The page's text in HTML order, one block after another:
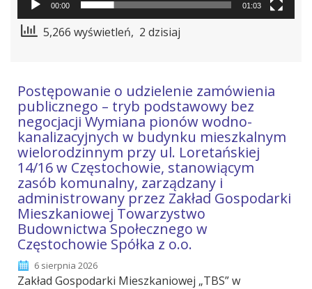
00:00 01:03
5,266 wyświetleń, 2 dzisiaj
Postępowanie o udzielenie zamówienia
publicznego – tryb podstawowy bez
negocjacji Wymiana pionów wodno-
kanalizacyjnych w budynku mieszkalnym
wielorodzinnym przy ul. Loretańskiej
14/16 w Częstochowie, stanowiącym
zasób komunalny, zarządzany i
administrowany przez Zakład Gospodarki
Mieszkaniowej Towarzystwo
Budownictwa Społecznego w
Częstochowie Spółka z o.o.
6 sierpnia 2026
Zakład Gospodarki Mieszkaniowej „TBS” w